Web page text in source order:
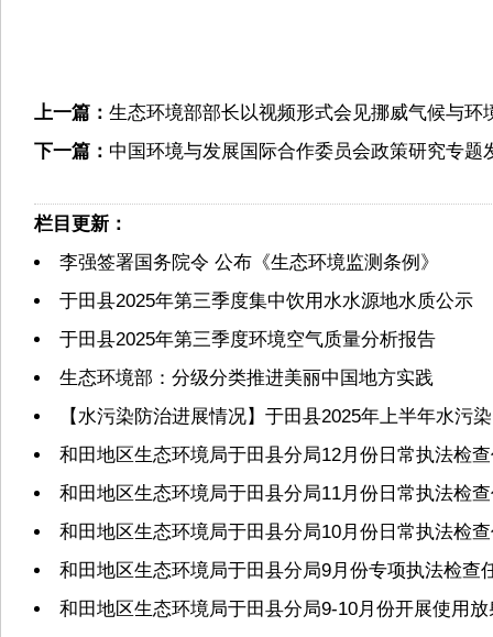
上一篇： 生态环境部部长以视频形式会见挪威气候与
下一篇： 中国环境与发展国际合作委员会政策研究专题
栏目更新：
李强签署国务院令 公布《生态环境监测条例》
于田县2025年第三季度集中饮用水水源地水质公示
于田县2025年第三季度环境空气质量分析报告
生态环境部：分级分类推进美丽中国地方实践
【水污染防治进展情况】于田县2025年上半年水污
和田地区生态环境局于田县分局12月份日常执法检
和田地区生态环境局于田县分局11月份日常执法检
和田地区生态环境局于田县分局10月份日常执法检
和田地区生态环境局于田县分局9月份专项执法检查
和田地区生态环境局于田县分局9-10月份开展使用